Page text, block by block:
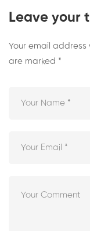
Leave your
Your email address
are marked *